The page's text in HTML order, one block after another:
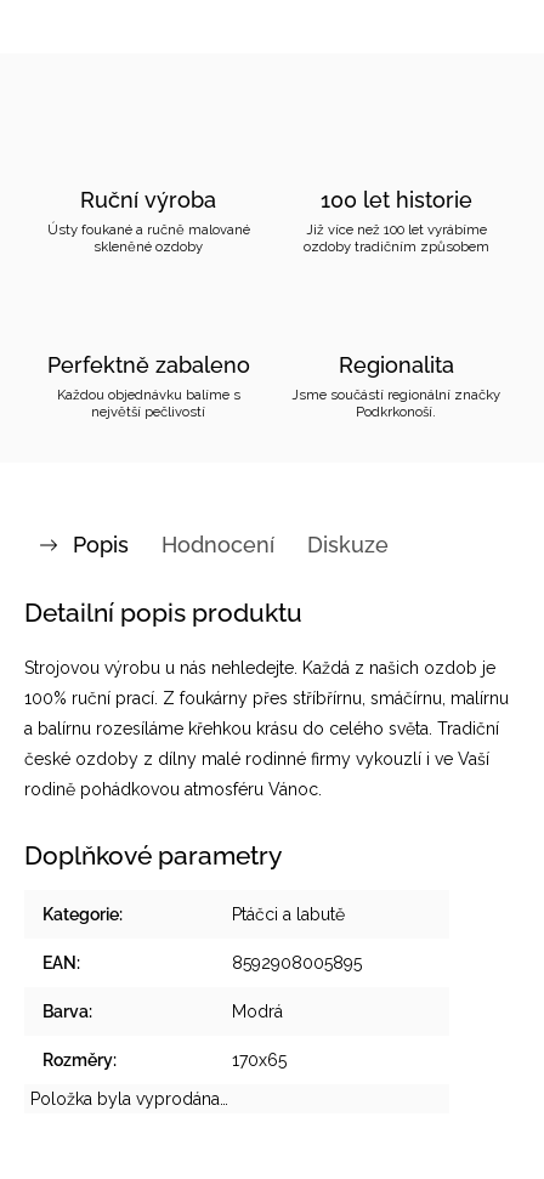
Ruční výroba
Ústy foukané a ručně malované
skleněné ozdoby
100 let historie
Již více než 100 let vyrábíme
ozdoby tradičním způsobem
Perfektně zabaleno
Každou objednávku balíme s
největší pečlivostí
Regionalita
Jsme součástí regionální značky
Podkrkonoší.
Popis Hodnocení Diskuze
Detailní popis produktu
Strojovou výrobu u nás nehledejte. Každá z našich ozdob je
100% ruční prací. Z foukárny přes stříbřírnu, smáčírnu, malírnu
a balírnu rozesíláme křehkou krásu do celého světa. Tradiční
české ozdoby z dílny malé rodinné firmy vykouzlí i ve Vaší
rodině pohádkovou atmosféru Vánoc.
Doplňkové parametry
Kategorie: Ptáčci a labutě
EAN : 8592908005895
Barva: Modrá
Rozměry:
170x65
Položka byla vyprodána…